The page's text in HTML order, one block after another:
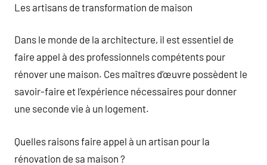
Les artisans de transformation de maison
Dans le monde de la architecture, il est essentiel de
faire appel à des professionnels compétents pour
rénover une maison. Ces maîtres d’œuvre possèdent le
savoir-faire et l’expérience nécessaires pour donner
une seconde vie à un logement.
Quelles raisons faire appel à un artisan pour la
rénovation de sa maison ?